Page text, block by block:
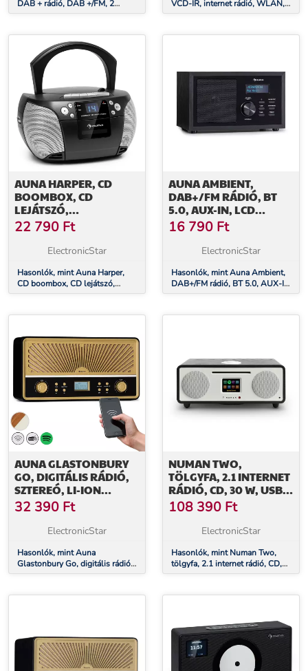
DAB + rádió, DAB +/FM, 2
üzemmód, 2,4" TFT színes
VCD-IR, internet rádió, WLAN,
CD, BT, MP3, DAB+, FM rádió
AUNA HARPER, CD
BOOMBOX, CD
LEJÁTSZÓ,
BLUETOOTH,
KAZETTÁK, FM, AUX,
22 790 Ft
ElectronicStar
Hasonlók, mint Auna Harper,
CD boombox, CD lejátszó,
bluetooth, kazetták, FM, AUX,
AUNA AMBIENT,
DAB+/FM RÁDIÓ, BT
5.0, AUX-IN, LCD
KIJELZŐ,
ÉBRESZTŐÓRA
IDŐZÍTŐVEL
16 790 Ft
ElectronicStar
Hasonlók, mint Auna Ambient,
DAB+/FM rádió, BT 5.0, AUX-In,
LCD kijelző, Ébresztőóra
AUNA GLASTONBURY
GO, DIGITÁLIS RÁDIÓ,
SZTEREÓ, LI-ION
AKKUMULÁTOR, BT,
DAB/UKW, MP3, USB,
LINE-IN
32 390 Ft
ElectronicStar
Hasonlók, mint Auna
Glastonbury Go, digitális rádió,
sztereó, Li-Ion akkumulátor, BT,
NUMAN TWO,
TÖLGYFA, 2.1 INTERNET
RÁDIÓ, CD, 30 W, USB,
BLUETOOTH, SPOTIFY
CONNECT, DAB+,
FEKETE TÖLGY
108 390 Ft
ElectronicStar
Hasonlók, mint Numan Two,
tölgyfa, 2.1 internet rádió, CD,
30 W, USB, bluetooth, Spotify